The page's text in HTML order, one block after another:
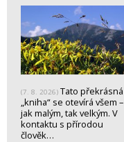
(7. 8. 2026) Tato překrásná
„kniha“ se otevírá všem –
jak malým, tak velkým. V
kontaktu s přírodou
člověk…